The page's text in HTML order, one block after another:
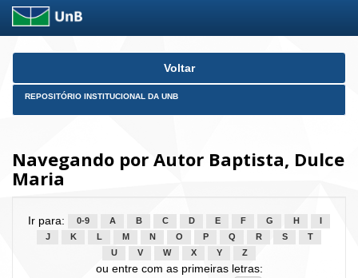
Skip
Voltar
REPOSITÓRIO INSTITUCIONAL DA UNB
Navegando por Autor Baptista, Dulce
Maria
Ir para: 0-9 A B C D E F G H
J
K L M N O P Q R S
T
U
V W X Y Z
ou entre com as primeiras letras: